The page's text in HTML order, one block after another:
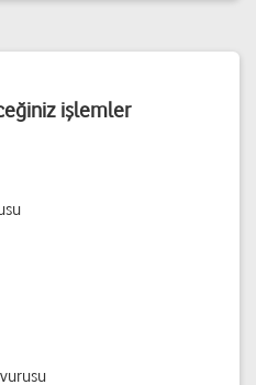
işlemler